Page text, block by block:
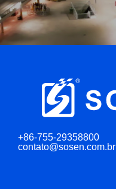
+86-755-29358800
contato@sosen.com.br